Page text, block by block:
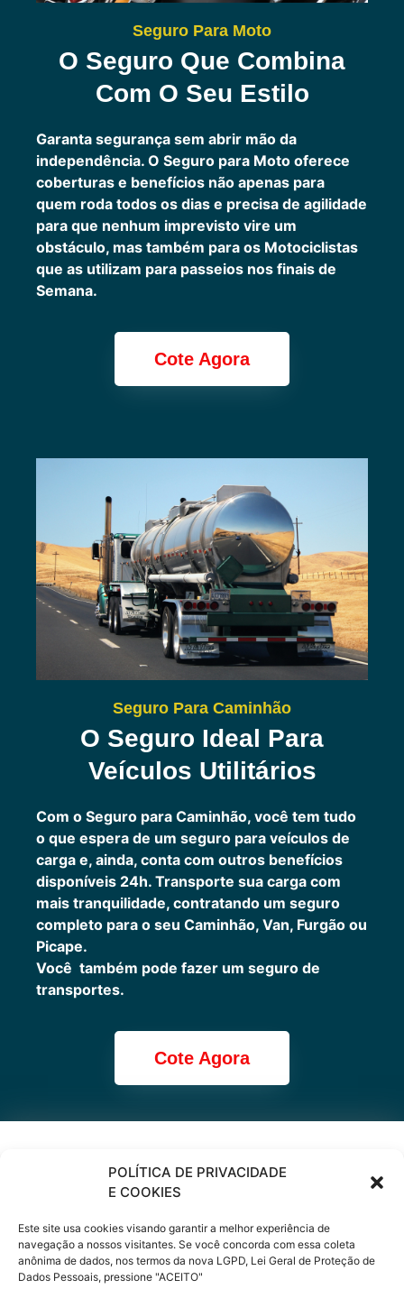
POLÍTICA DE PRIVACIDADE
E COOKIES
Este site usa cookies visando garantir a melhor experiência de
navegação a nossos visitantes. Se você concorda com essa coleta
anônima de dados, nos termos da nova LGPD, Lei Geral de Proteção de
Dados Pessoais, pressione "ACEITO"
Seguro Para Moto
O Seguro Que Combina
Com O Seu Estilo
Garanta segurança sem abrir mão da
independência. O Seguro para Moto oferece
coberturas e benefícios não apenas para
quem roda todos os dias e precisa de agilidade
para que nenhum imprevisto vire um
obstáculo, mas também para os Motociclistas
que as utilizam para passeios nos finais de
Semana.
Cote Agora
Seguro Para Caminhão
O Seguro Ideal Para
Veículos Utilitários
Com o Seguro para Caminhão, você tem tudo
o que espera de um seguro para veículos de
carga e, ainda, conta com outros benefícios
disponíveis 24h. Transporte sua carga com
mais tranquilidade, contratando um seguro
completo para o seu Caminhão, Van, Furgão ou
Picape.
Você também pode fazer um seguro de
transportes.
Cote Agora
Cote online ou
peça via
WhatsApp